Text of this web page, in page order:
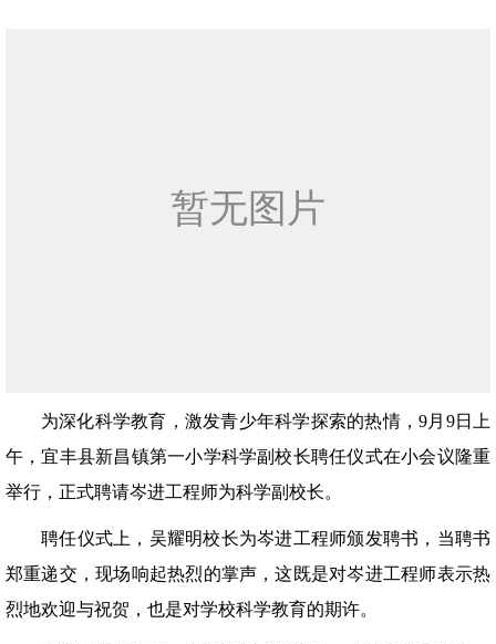
为深化科学教育，激发青少年科学探索的热情，9月9日上
午，宜丰县新昌镇第一小学科学副校长聘任仪式在小会议隆重
举行，正式聘请岑进工程师为科学副校长。
聘任仪式上，吴耀明校长为岑进工程师颁发聘书，当聘书
郑重递交，现场响起热烈的掌声，这既是对岑进工程师表示热
烈地欢迎与祝贺，也是对学校科学教育的期许。